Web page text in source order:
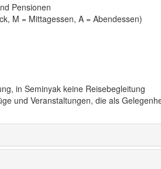
Pensionen
M = Mittagessen, A = Abendessen)
in Seminyak keine Reisebegleitung
und Veranstaltungen, die als